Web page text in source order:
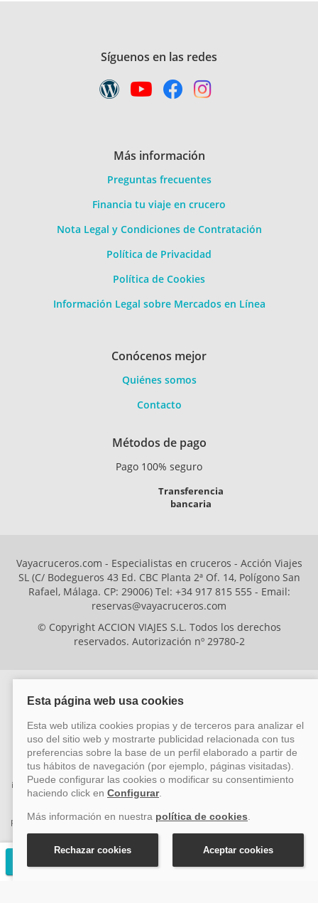
Síguenos en las redes
Más información
Preguntas frecuentes
Financia tu viaje en crucero
Nota Legal y Condiciones de Contratación
Política de Privacidad
Política de Cookies
Información Legal sobre Mercados en Línea
Conócenos mejor
Quiénes somos
Contacto
Métodos de pago
Pago 100% seguro
Transferencia
bancaria
Vayacruceros.com - Especialistas en cruceros - Acción Viajes
SL (C/ Bodegueros 43 Ed. CBC Planta 2ª Of. 14, Polígono San
Rafael, Málaga. CP: 29006) Tel: +34 917 815 555 - Email:
reservas@vayacruceros.com
© Copyright ACCION VIAJES S.L. Todos los derechos
reservados. Autorización nº 29780-2
ACCION VIAJES SL ha sido beneficiaria del Fondo Europeo de Desarrollo
Regional (FEDER), cuyo objetivo es mejorar la competitividad de las pymes
mediante el impulso de la innovación, el desarrollo tecnológico, la
investigación de calidad y el uso seguro y fiable del ciberespacio. Gracias a
esta financiación, la empresa ha puesto en marcha un Plan de Acción
promoviendo la innovación y la ciberseguridad. Para ello, ha contado con el
apoyo de los programas Pyme Innova y Pyme Cibersegura de la Cámara
de Comercio de Málaga. #EuropaSeSiente